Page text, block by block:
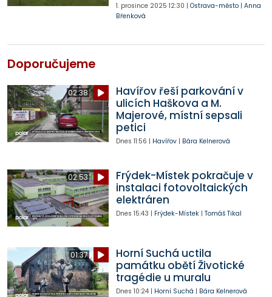
1. prosince 2025 12:30 | Ostrava-město| Anna
Břenková
Doporučujeme
02:38
Havířov řeší parkování v
ulicích Haškova a M.
Majerové, místní sepsali
petici
Dnes 11:56 | Havířov| Bára Kelnerová
02:53
Frýdek-Místek pokračuje v
instalaci fotovoltaických
elektráren
Dnes 15:43 | Frýdek-Místek| Tomáš Tikal
01:37
Horní Suchá uctila
památku obětí Životické
tragédie u muralu
Dnes 10:24| Horní Suchá | Bára Kelnerová